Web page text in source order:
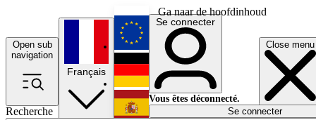
Ga naar de hoofdinhoud
Open sub
navigation
Close menu
Recherche
Français
English
Deutsch
Se connecter
Vous êtes déconnecté.
Se connecter